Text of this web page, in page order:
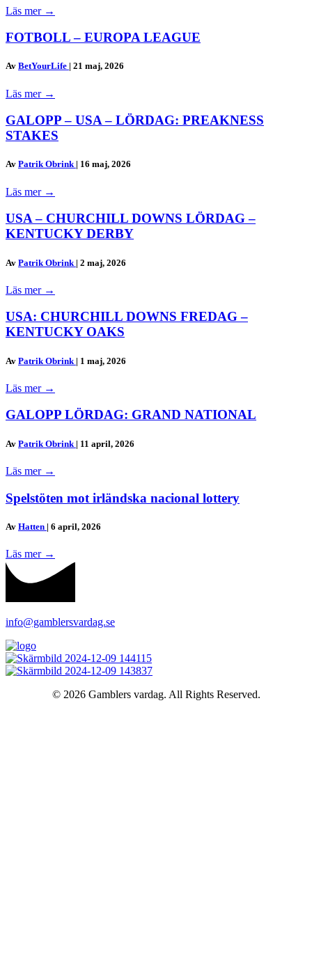
Läs mer →
FOTBOLL – EUROPA LEAGUE
Av BetYourLife | 21 maj, 2026
Läs mer →
GALOPP – USA – LÖRDAG: PREAKNESS
STAKES
Av Patrik Obrink | 16 maj, 2026
Läs mer →
USA – CHURCHILL DOWNS LÖRDAG –
KENTUCKY DERBY
Av Patrik Obrink | 2 maj, 2026
Läs mer →
USA: CHURCHILL DOWNS FREDAG –
KENTUCKY OAKS
Av Patrik Obrink | 1 maj, 2026
Läs mer →
GALOPP LÖRDAG: GRAND NATIONAL
Av Patrik Obrink | 11 april, 2026
Läs mer →
Spelstöten mot irländska nacional lottery
Av Hatten | 6 april, 2026
Läs mer →
info@gamblersvardag.se
© 2026 Gamblers vardag. All Rights Reserved.